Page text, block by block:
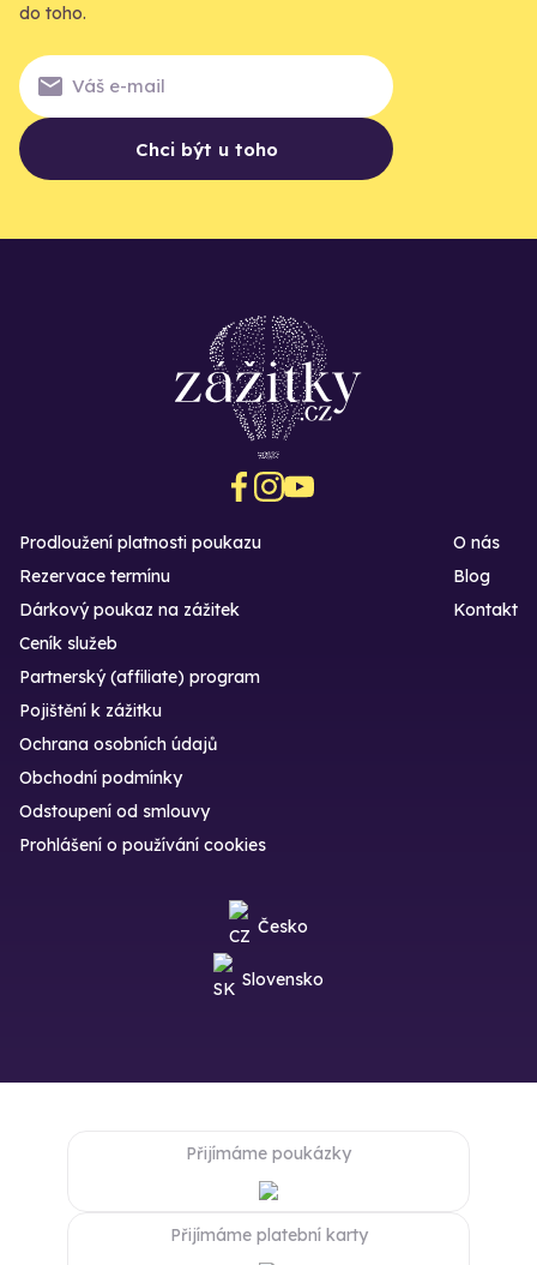
do toho.
Chci být u toho
Prodloužení platnosti poukazu
Rezervace termínu
Dárkový poukaz na zážitek
O nás
Blog
Kontakt
Ceník služeb
Partnerský (affiliate) program
Pojištění k zážitku
Ochrana osobních údajů
Obchodní podmínky
Odstoupení od smlouvy
Prohlášení o používání cookies
Česko
Slovensko
Přijímáme poukázky
Přijímáme platební karty